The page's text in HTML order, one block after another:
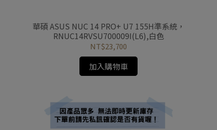
華碩 ASUS NUC 14 PRO+ U7 155H準系統，
RNUC14RVSU700009I(L6),白色
NT$23,700
加入購物車